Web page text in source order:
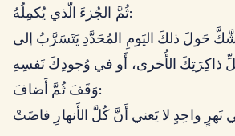
ثُمَّ الجُزءَ الّذي يُكمِلُهُ:
حَولَ ذلكَ اليَومِ المُحَدَّدِ يَتَسَرَّبُ إلى
وَقَفَ ثُمَّ أَضافَ: